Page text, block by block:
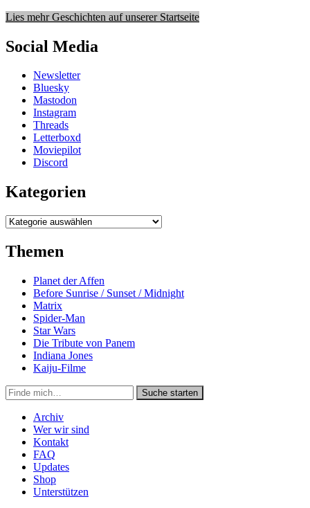
Lies mehr Geschichten auf unserer Startseite
Social Media
Newsletter
Bluesky
Mastodon
Instagram
Threads
Letterboxd
Moviepilot
Discord
Kategorien
Kategorien
Themen
Planet der Affen
Before Sunrise / Sunset / Midnight
Matrix
Spider-Man
Star Wars
Die Tribute von Panem
Indiana Jones
Kaiju-Filme
Suche
in
https://secondunit-
podcast.de/
Suche starten
Archiv
Wer wir sind
Kontakt
FAQ
Updates
Shop
Unterstützen